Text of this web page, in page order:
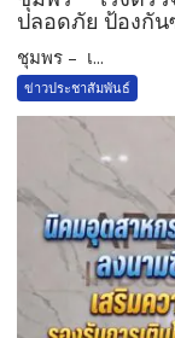
ปลอดภัย ป้องกั
ชุมพร – เ...
ข่าวประชาสัมพันธ์